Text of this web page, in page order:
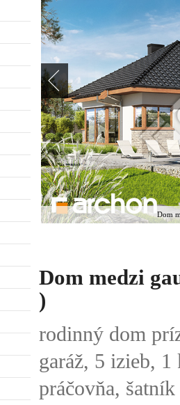
Dom
Dom medzi
)
rodinný dom
garáž, 5 izieb,
práčovňa, šatník